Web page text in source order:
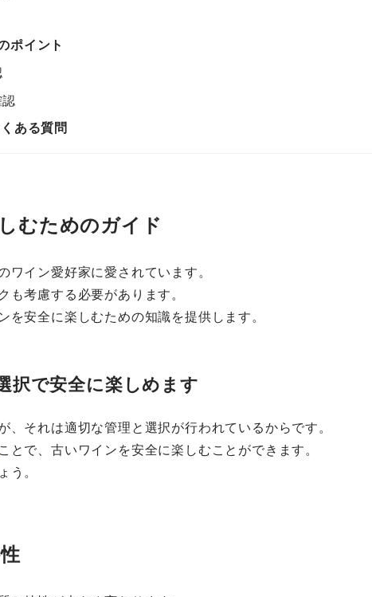
ポイント
ある質問
むためのガイド
イン愛好家に愛されています。
考慮する必要があります。
安全に楽しむための知識を提供します。
択で安全に楽しめます
それは適切な管理と選択が行われているからです。
とで、古いワインを安全に楽しむことができます。
。